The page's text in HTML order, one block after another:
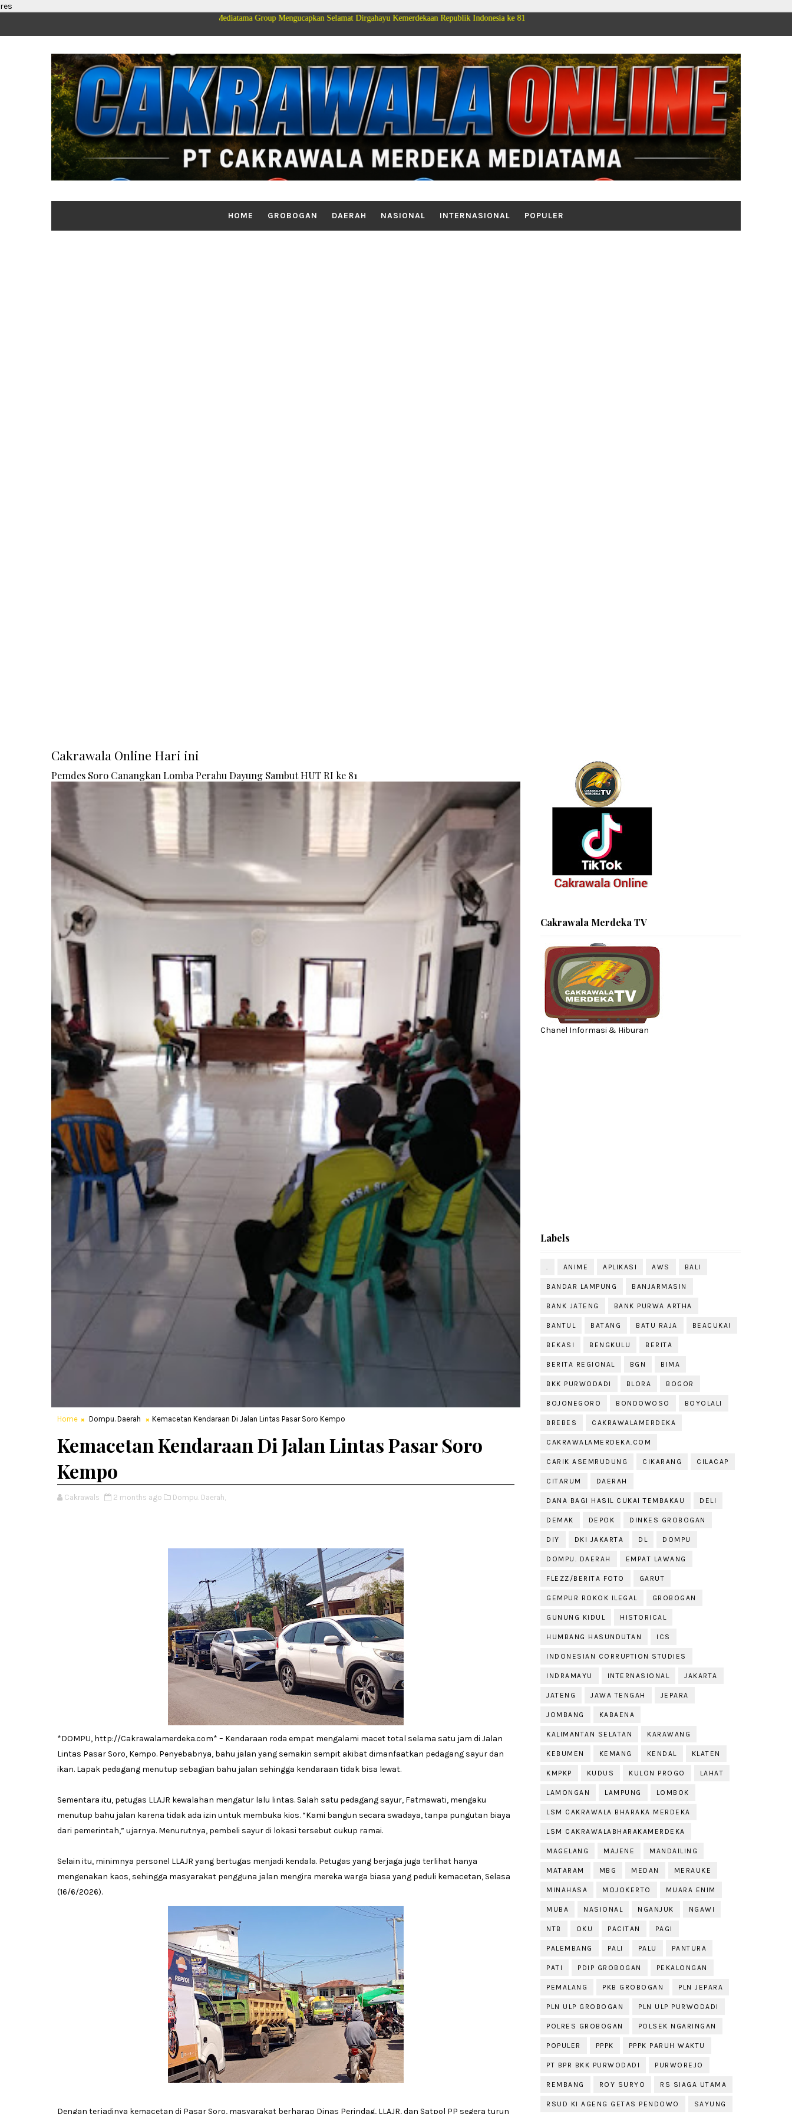
res
dan Keluarga Besar PT Cakrawala Merdeka Mediatama Group Mengucapkan Selamat Dirgahayu Kemerdekaan Republik Indonesia ke 81
HOME GROBOGAN DAERAH NASIONAL INTERNASIONAL POPULER
Cakrawala Online Hari ini
Pemdes Soro Canangkan Lomba Perahu Dayung Sambut HUT RI ke 81
Home Dompu. Daerah Kemacetan Kendaraan Di Jalan Lintas Pasar Soro Kempo
Kemacetan Kendaraan Di Jalan Lintas Pasar Soro
Kempo
Cakrawals 2 months ago Dompu. Daerah,
*DOMPU, http://Cakrawalamerdeka.com* – Kendaraan roda empat mengalami macet total selama satu jam di Jalan
Lintas Pasar Soro, Kempo. Penyebabnya, bahu jalan yang semakin sempit akibat dimanfaatkan pedagang sayur dan
ikan. Lapak pedagang menutup sebagian bahu jalan sehingga kendaraan tidak bisa lewat.
Sementara itu, petugas LLAJR kewalahan mengatur lalu lintas. Salah satu pedagang sayur, Fatmawati, mengaku
menutup bahu jalan karena tidak ada izin untuk membuka kios. “Kami bangun secara swadaya, tanpa pungutan biaya
dari pemerintah,” ujarnya. Menurutnya, pembeli sayur di lokasi tersebut cukup ramai.
Selain itu, minimnya personel LLAJR yang bertugas menjadi kendala. Petugas yang berjaga juga terlihat hanya
mengenakan kaos, sehingga masyarakat pengguna jalan mengira mereka warga biasa yang peduli kemacetan, Selasa
(16/6/2026).
Dengan terjadinya kemacetan di Pasar Soro, masyarakat berharap Dinas Perindag, LLAJR, dan Satpol PP segera turun
Cakrawala Merdeka TV
Chanel Informasi & Hiburan
Labels
. ANIME APLIKASI AWS BALI
BANDAR LAMPUNG BANJARMASIN
BANK JATENG BANK PURWA ARTHA
BANTUL BATANG BATU RAJA BEACUKAI
BEKASI BENGKULU BERITA
BERITA REGIONAL BGN BIMA
BKK PURWODADI BLORA BOGOR
BOJONEGORO BONDOWOSO BOYOLALI
BREBES CAKRAWALAMERDEKA
CAKRAWALAMERDEKA.COM
CARIK ASEMRUDUNG CIKARANG CILACAP
CITARUM DAERAH
DANA BAGI HASIL CUKAI TEMBAKAU DELI
DEMAK DEPOK DINKES GROBOGAN
DIY DKI JAKARTA DL DOMPU
DOMPU. DAERAH EMPAT LAWANG
FLEZZ/BERITA FOTO GARUT
GEMPUR ROKOK ILEGAL GROBOGAN
GUNUNG KIDUL HISTORICAL
HUMBANG HASUNDUTAN ICS
INDONESIAN CORRUPTION STUDIES
INDRAMAYU INTERNASIONAL JAKARTA
JATENG JAWA TENGAH JEPARA
JOMBANG KABAENA
KALIMANTAN SELATAN KARAWANG
KEBUMEN KEMANG KENDAL KLATEN
KMPKP KUDUS KULON PROGO LAHAT
LAMONGAN LAMPUNG LOMBOK
LSM CAKRAWALA BHARAKA MERDEKA
LSM CAKRAWALABHARAKAMERDEKA
MAGELANG MAJENE MANDAILING
MATARAM MBG MEDAN MERAUKE
MINAHASA MOJOKERTO MUARA ENIM
MUBA NASIONAL NGANJUK NGAWI
NTB OKU PACITAN PAGI
PALEMBANG PALI PALU PANTURA
PATI PDIP GROBOGAN PEKALONGAN
PEMALANG PKB GROBOGAN PLN JEPARA
PLN ULP GROBOGAN PLN ULP PURWODADI
POLRES GROBOGAN POLSEK NGARINGAN
POPULER PPPK PPPK PARUH WAKTU
PT BPR BKK PURWODADI PURWOREJO
REMBANG ROY SURYO RS SIAGA UTAMA
RSUD KI AGENG GETAS PENDOWO SAYUNG